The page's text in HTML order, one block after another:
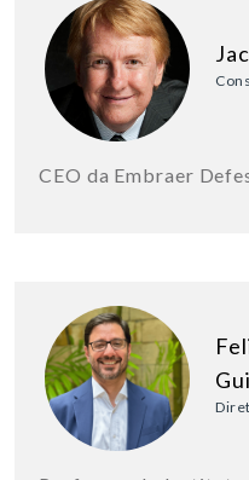
CEO da Embraer